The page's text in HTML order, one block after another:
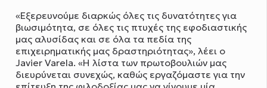
«Εξερευνούμε διαρκώς όλες τις δυνατότητες για
βιωσιμότητα, σε όλες τις πτυχές της εφοδιαστικής
μας αλυσίδας και σε όλα τα πεδία της
επιχειρηματικής μας δραστηριότητας», λέει ο
Javier Varela. «Η λίστα των πρωτοβουλιών μας
διευρύνεται συνεχώς, καθώς εργαζόμαστε για την